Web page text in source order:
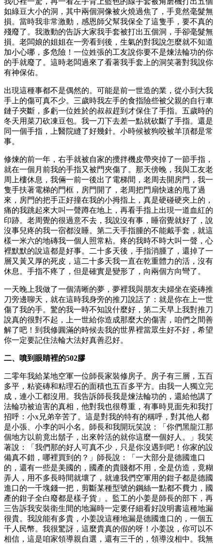
如綠豆大小的洞，其中兩個洞像被火燒過焦了，手竟然毫髮無
損。當時我非常激動，感恩師父幫我保全了這隻手，要不真的
殘廢了。我激動的告訴大家我手套被打出五個洞，手卻毫髮無
損。老闆娘的姐姐在一旁看到後，生氣的對我說怎麼就不知道
加小心哪，多危險！一位姓張的工友說你要不是煉法輪功的你
的手就廢了。這時老闆過來了看著我手套上的洞笑著對我說你
有神保佑。
出現這種事都不是偶然的。可能是前一世造的業，從小到大我
手上的傷可真不少。三歲時我左手的食指險些被父親的自行車
鏈子夾斷，多虧一位姓於的叔叔趕到才保住了手指。五歲時的
冬天用菜刀砍凍豆包。我一刀下去差一點就砍斷了手指。還是
同一個手指，上醫院縫了好幾針。小時候被狗咬被羊頂都是常
事。
修煉的前一年，右手就被自家的攪拌機皮帶夾掉了一節手指，
就在一個月前我的手指又被門夾傷了。那天傍晚，我與工友老
周上樓休息，我倆一前一後出了電梯間，老周去開房門，我一
隻手扶著電梯的門框，房門開了，老周把門扇快速的甩了過
來，房門的把手正好撞在我的小拇指上，真是硬碰硬夾上的，
痛的我跳起來大叫一聲蹲在地上，再看手指上出現一道血紅的
印跡。老周覺的很過意不去，我說沒有事，睡宿覺就好了，說
沒事兒疼的我一宿都沒睡。第二天手指腫的不能戴手套，就這
樣一米六的地磚我一個人照常粘。疼的我時不時大叫一聲，心
裡默默的說這都是好事。二十多天後，手指消腫了，還掉了一
層又黃又厚的死皮，這二十多天我一直在乾重體力的活，沒有
休息。手指不疼了，但是確實是變形了，向兩個方向彎了。
一天晚上我做了一個清晰的夢，夢裡我與朋友夫婦坐在瓷磚推
刀旁邊聊天，就在這時我身旁的推刀說話了：就是你在上一世
傷了我的手。驚的我一時不知說什麼好，第二天早上我對推刀
說真的很對不起，上一世給你造成那麼大的傷害，咱們之間善
解了吧！到我修圓滿的時候去我的世界裡當眾生好不好，希望
你一定要記住法輪大法好真善忍好。
二、噴到眼睛裡的502膠
二零年我給某地空軍一位師長家裝修房子。房子有三層，五百
多平，粘瓷磚和粘理石的面積也五百多平方。由我一人獨立完
成，連小工都沒用。我告訴師長我是煉法輪功的，還給他講了
法輪功被迫害的真相，他對我也很尊重，有事時見面先和我打
招呼：小x兄弟辛苦了。這是對我的特有的稱呼，對其他人都
是小張、小李的叫小名。師長和我開玩笑說：「你們黑龍江那
個地方以前竟出鬍子，出來幹活的就你這麼一個好人。」我笑
著說：「我們那的好人可真不少，只是你沒遇到吧！你家的設
備真不錯，哪裡買到的？」師長說：「一大部分是德國進口
的，還有一些是美國的，國產的貴賤都不用，全是仿造，竟糊
弄人，用不多長時間就壞了，就連我們空軍用的鉗子都是德國
進口的一千塊錢一把，剪斷某種型號的鋼絲一點都不費力，國
產的鉗子全白廢都是樣子貨」。監工的小姜是師長的部下，再
三告訴我安裝衛生間的地漏時一定要仔細看好說明書這種地漏
很貴。我說能有多貴，小姜說這種地漏是德國進口的，一個五
千人民幣。我很驚訝，這麼貴真的假的呀！小姜說，你可以不
相信，這是咱家領導親自選，還有三千的，領導沒相中。我無